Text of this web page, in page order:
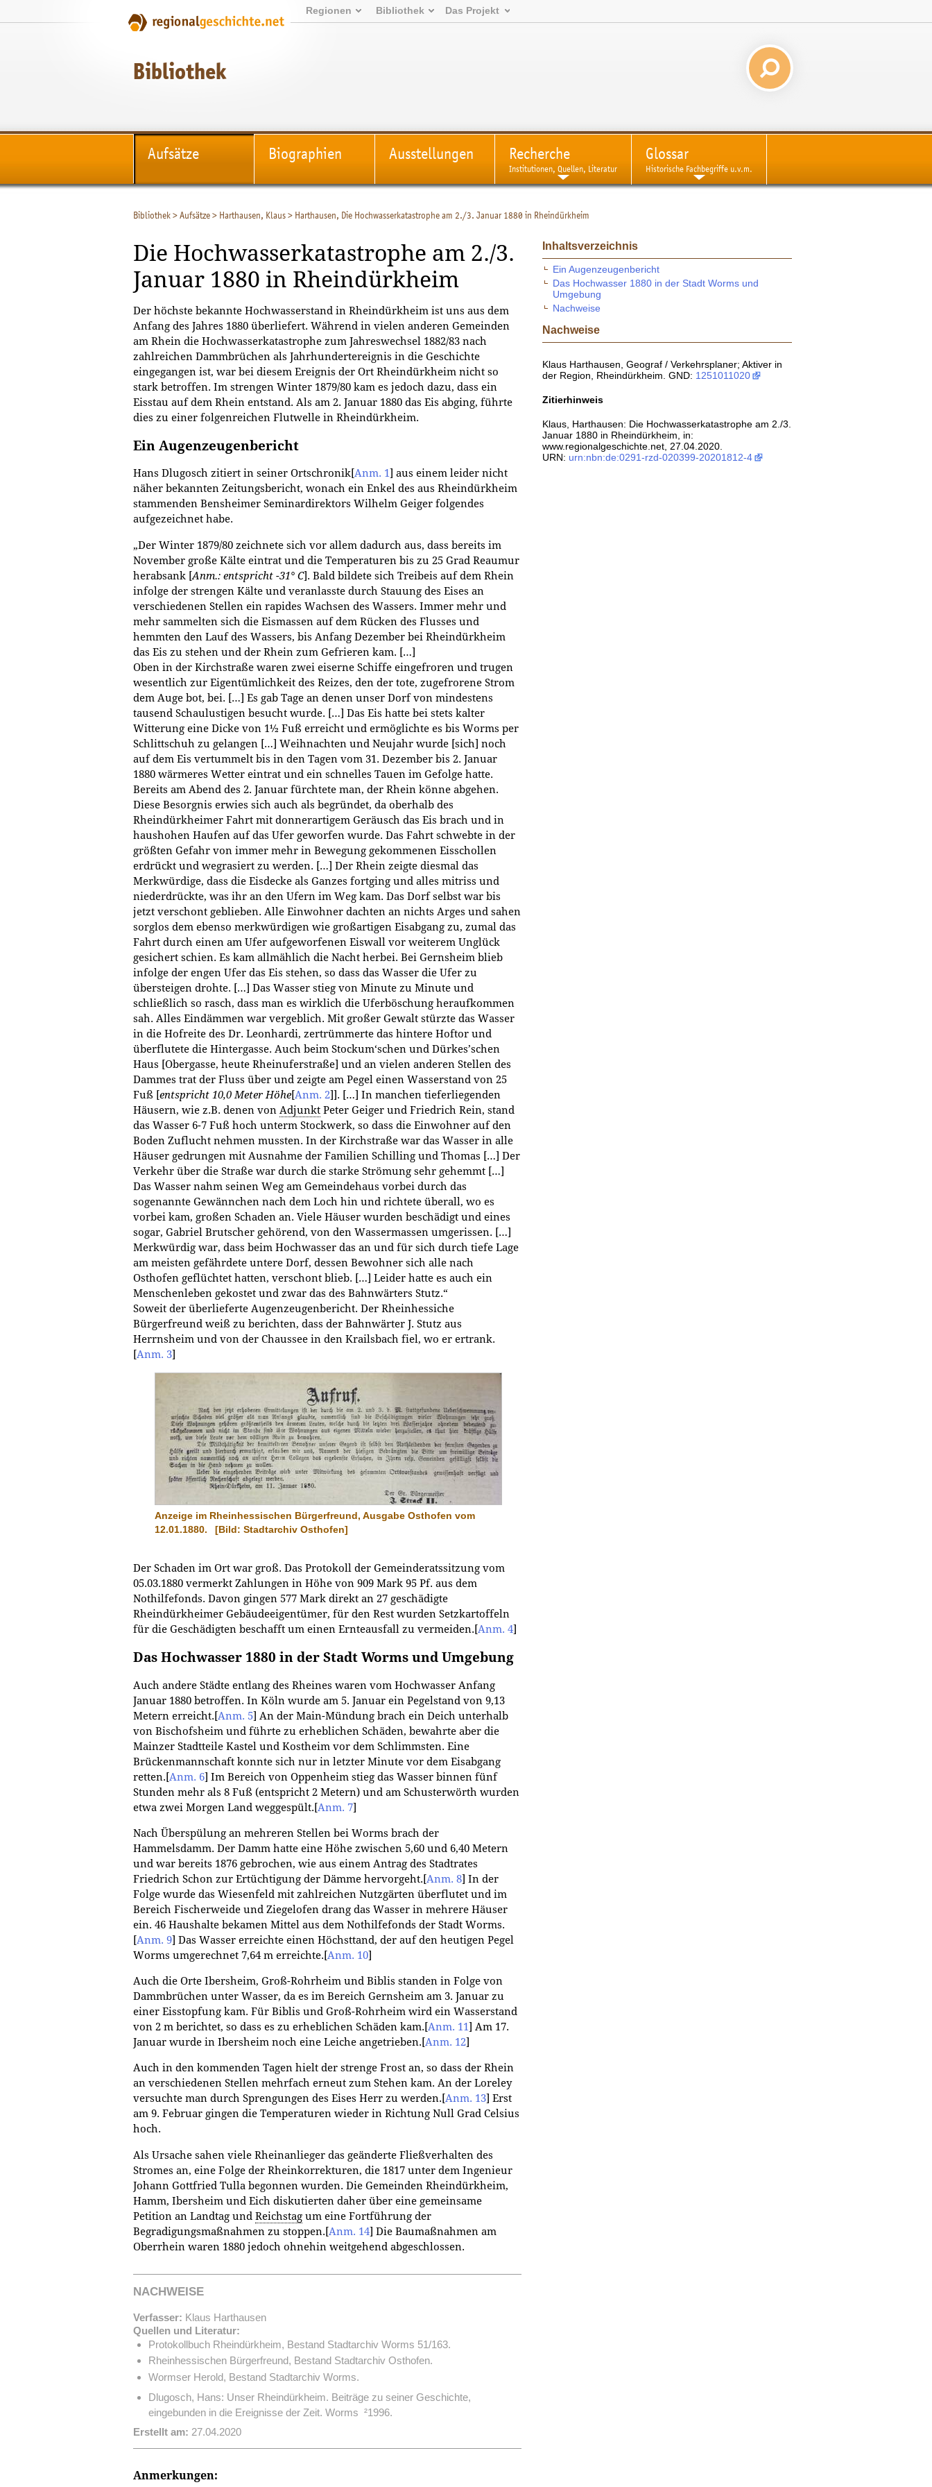
Regionen Bibliothek Das Projekt
Bibliothek
Aufsätze Biographien Ausstellungen Recherche
Institutionen, Quellen, Literatur
Glossar
Historische Fachbegriffe u.v.m.
Bibliothek>Aufsätze> Harthausen, Klaus> Harthausen, Die Hochwasserkatastrophe am 2./3. Januar 1880 in Rheindürkheim
Die Hochwasserkatastrophe am 2./3.
Januar 1880 in Rheindürkheim
Der höchste bekannte Hochwasserstand in Rheindürkheim ist uns aus dem
Anfang des Jahres 1880 überliefert. Während in vielen anderen Gemeinden
am Rhein die Hochwasserkatastrophe zum Jahreswechsel 1882/83 nach
zahlreichen Dammbrüchen als Jahrhundertereignis in die Geschichte
eingegangen ist, war bei diesem Ereignis der Ort Rheindürkheim nicht so
stark betroffen. Im strengen Winter 1879/80 kam es jedoch dazu, dass ein
Eisstau auf dem Rhein entstand. Als am 2. Januar 1880 das Eis abging, führte
dies zu einer folgenreichen Flutwelle in Rheindürkheim.
Ein Augenzeugenbericht
Hans Dlugosch zitiert in seiner Ortschronik Anm. 1 aus einem leider nicht
näher bekannten Zeitungsbericht, wonach ein Enkel des aus Rheindürkheim
stammenden Bensheimer Seminardirektors Wilhelm Geiger folgendes
aufgezeichnet habe.
„Der Winter 1879/80 zeichnete sich vor allem dadurch aus, dass bereits im
November große Kälte eintrat und die Temperaturen bis zu 25 Grad Reaumur
herabsank [Anm.: entspricht -31° C]. Bald bildete sich Treibeis auf dem Rhein
infolge der strengen Kälte und veranlasste durch Stauung des Eises an
verschiedenen Stellen ein rapides Wachsen des Wassers. Immer mehr und
mehr sammelten sich die Eismassen auf dem Rücken des Flusses und
hemmten den Lauf des Wassers, bis Anfang Dezember bei Rheindürkheim
das Eis zu stehen und der Rhein zum Gefrieren kam. […]
Oben in der Kirchstraße waren zwei eiserne Schiffe eingefroren und trugen
wesentlich zur Eigentümlichkeit des Reizes, den der tote, zugefrorene Strom
dem Auge bot, bei. […] Es gab Tage an denen unser Dorf von mindestens
tausend Schaulustigen besucht wurde. […] Das Eis hatte bei stets kalter
Witterung eine Dicke von 1½ Fuß erreicht und ermöglichte es bis Worms per
Schlittschuh zu gelangen […] Weihnachten und Neujahr wurde [sich] noch
auf dem Eis vertummelt bis in den Tagen vom 31. Dezember bis 2. Januar
1880 wärmeres Wetter eintrat und ein schnelles Tauen im Gefolge hatte.
Bereits am Abend des 2. Januar fürchtete man, der Rhein könne abgehen.
Diese Besorgnis erwies sich auch als begründet, da oberhalb des
Rheindürkheimer Fahrt mit donnerartigem Geräusch das Eis brach und in
haushohen Haufen auf das Ufer geworfen wurde. Das Fahrt schwebte in der
größten Gefahr von immer mehr in Bewegung gekommenen Eisschollen
erdrückt und wegrasiert zu werden. […] Der Rhein zeigte diesmal das
Merkwürdige, dass die Eisdecke als Ganzes fortging und alles mitriss und
niederdrückte, was ihr an den Ufern im Weg kam. Das Dorf selbst war bis
jetzt verschont geblieben. Alle Einwohner dachten an nichts Arges und sahen
sorglos dem ebenso merkwürdigen wie großartigen Eisabgang zu, zumal das
Fahrt durch einen am Ufer aufgeworfenen Eiswall vor weiterem Unglück
gesichert schien. Es kam allmählich die Nacht herbei. Bei Gernsheim blieb
infolge der engen Ufer das Eis stehen, so dass das Wasser die Ufer zu
übersteigen drohte. […] Das Wasser stieg von Minute zu Minute und
schließlich so rasch, dass man es wirklich die Uferböschung heraufkommen
sah. Alles Eindämmen war vergeblich. Mit großer Gewalt stürzte das Wasser
in die Hofreite des Dr. Leonhardi, zertrümmerte das hintere Hoftor und
überflutete die Hintergasse. Auch beim Stockum‘schen und Dürkes’schen
Haus [Obergasse, heute Rheinuferstraße] und an vielen anderen Stellen des
Dammes trat der Fluss über und zeigte am Pegel einen Wasserstand von 25
Fuß [entspricht 10,0 Meter Höhe[Anm. 2]]. […] In manchen tieferliegenden
Häusern, wie z.B. denen von Adjunkt Peter Geiger und Friedrich Rein, stand
das Wasser 6-7 Fuß hoch unterm Stockwerk, so dass die Einwohner auf den
Boden Zuflucht nehmen mussten. In der Kirchstraße war das Wasser in alle
Häuser gedrungen mit Ausnahme der Familien Schilling und Thomas […] Der
Verkehr über die Straße war durch die starke Strömung sehr gehemmt […]
Das Wasser nahm seinen Weg am Gemeindehaus vorbei durch das
sogenannte Gewännchen nach dem Loch hin und richtete überall, wo es
vorbei kam, großen Schaden an. Viele Häuser wurden beschädigt und eines
sogar, Gabriel Brutscher gehörend, von den Wassermassen umgerissen. […]
Merkwürdig war, dass beim Hochwasser das an und für sich durch tiefe Lage
am meisten gefährdete untere Dorf, dessen Bewohner sich alle nach
Osthofen geflüchtet hatten, verschont blieb. […] Leider hatte es auch ein
Menschenleben gekostet und zwar das des Bahnwärters Stutz.“
Soweit der überlieferte Augenzeugenbericht. Der Rheinhessiche
Bürgerfreund weiß zu berichten, dass der Bahnwärter J. Stutz aus
Herrnsheim und von der Chaussee in den Krailsbach fiel, wo er ertrank.
[Anm. 3]
Anzeige im Rheinhessischen Bürgerfreund, Ausgabe Osthofen vom
12.01.1880.
[Bild: Stadtarchiv Osthofen]
Der Schaden im Ort war groß. Das Protokoll der Gemeinderatssitzung vom
05.03.1880 vermerkt Zahlungen in Höhe von 909 Mark 95 Pf. aus dem
Nothilfefonds. Davon gingen 577 Mark direkt an 27 geschädigte
Rheindürkheimer Gebäudeeigentümer, für den Rest wurden Setzkartoffeln
für die Geschädigten beschafft um einen Ernteausfall zu vermeiden. Anm. 4]
Das Hochwasser 1880 in der Stadt Worms und Umgebung
Auch andere Städte entlang des Rheines waren vom Hochwasser Anfang
Januar 1880 betroffen. In Köln wurde am 5. Januar ein Pegelstand von 9,13
Metern erreicht. [Anm. 5] An der Main-Mündung brach ein Deich unterhalb
von Bischofsheim und führte zu erheblichen Schäden, bewahrte aber die
Mainzer Stadtteile Kastel und Kostheim vor dem Schlimmsten. Eine
Brückenmannschaft konnte sich nur in letzter Minute vor dem Eisabgang
retten. [Anm. 6] Im Bereich von Oppenheim stieg das Wasser binnen fünf
Stunden mehr als 8 Fuß (entspricht 2 Metern) und am Schusterwörth wurden
etwa zwei Morgen Land weggespült. [Anm. 7]
Nach Überspülung an mehreren Stellen bei Worms brach der
Hammelsdamm. Der Damm hatte eine Höhe zwischen 5,60 und 6,40 Metern
und war bereits 1876 gebrochen, wie aus einem Antrag des Stadtrates
Friedrich Schon zur Ertüchtigung der Dämme hervorgeht. [Anm. 8] In der
Folge wurde das Wiesenfeld mit zahlreichen Nutzgärten überflutet und im
Bereich Fischerweide und Ziegelofen drang das Wasser in mehrere Häuser
ein. 46 Haushalte bekamen Mittel aus dem Nothilfefonds der Stadt Worms.
[Anm. 9] Das Wasser erreichte einen Höchsttand, der auf den heutigen Pegel
Worms umgerechnet 7,64 m erreichte. [Anm. 10]
Auch die Orte Ibersheim, Groß-Rohrheim und Biblis standen in Folge von
Dammbrüchen unter Wasser, da es im Bereich Gernsheim am 3. Januar zu
einer Eisstopfung kam. Für Biblis und Groß-Rohrheim wird ein Wasserstand
von 2 m berichtet, so dass es zu erheblichen Schäden kam. [Anm. 11] Am 17.
Januar wurde in Ibersheim noch eine Leiche angetrieben. [Anm. 12]
Auch in den kommenden Tagen hielt der strenge Frost an, so dass der Rhein
an verschiedenen Stellen mehrfach erneut zum Stehen kam. An der Loreley
versuchte man durch Sprengungen des Eises Herr zu werden. Anm. 13 Erst
am 9. Februar gingen die Temperaturen wieder in Richtung Null Grad Celsius
hoch.
Als Ursache sahen viele Rheinanlieger das geänderte Fließverhalten des
Stromes an, eine Folge der Rheinkorrekturen, die 1817 unter dem Ingenieur
Johann Gottfried Tulla begonnen wurden. Die Gemeinden Rheindürkheim,
Hamm, Ibersheim und Eich diskutierten daher über eine gemeinsame
Petition an Landtag und Reichstag um eine Fortführung der
Begradigungsmaßnahmen zu stoppen. [Anm. 14] Die Baumaßnahmen am
Oberrhein waren 1880 jedoch ohnehin weitgehend abgeschlossen.
NACHWEISE
Verfasser: Klaus Harthausen
Quellen und Literatur:
Protokollbuch Rheindürkheim, Bestand Stadtarchiv Worms 51/163.
Rheinhessischen Bürgerfreund, Bestand Stadtarchiv Osthofen.
Wormser Herold, Bestand Stadtarchiv Worms.
Dlugosch, Hans: Unser Rheindürkheim. Beiträge zu seiner Geschichte,
eingebunden in die Ereignisse der Zeit. Worms ²1996.
Erstellt am: 27.04.2020
Anmerkungen:
Inhaltsverzeichnis
Ein Augenzeugenbericht
Das Hochwasser 1880 in der Stadt Worms und
Umgebung
Nachweise
Nachweise
Klaus Harthausen, Geograf / Verkehrsplaner; Aktiver in
der Region, Rheindürkheim. GND: 1251011020
Zitierhinweis
Klaus, Harthausen: Die Hochwasserkatastrophe am 2./3.
Januar 1880 in Rheindürkheim, in:
www.regionalgeschichte.net, 27.04.2020.
URN: urn:nbn:de:0291-rzd-020399-20201812-4